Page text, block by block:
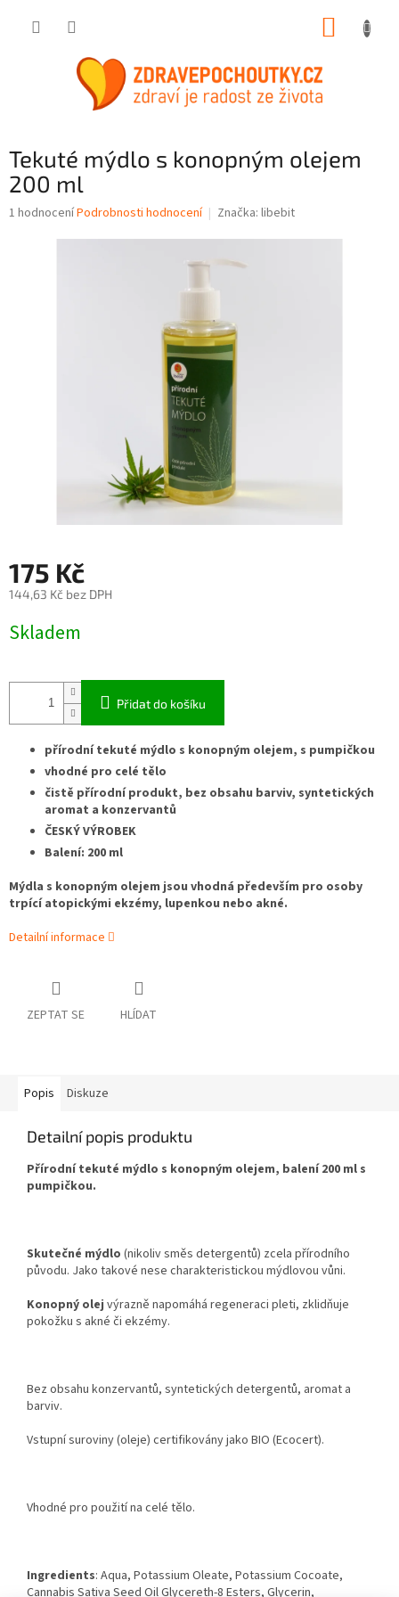
Tekuté mýdlo s konopným olejem
200 ml
Průměrné
1 hodnoceníPodrobnosti hodnocení Značka: libebit
175 Kč
144,63 Kč bez DPH
cena:
Skladem
Přidat do košíku
přírodní tekuté mýdlo s konopným olejem, s pumpičkou
vhodné pro celé tělo
čistě přírodní produkt, bez obsahu barviv, syntetických
aromat a konzervantů
ČESKÝ VÝROBEK
Balení: 200 ml
Mýdla s konopným olejem jsou vhodná především pro osoby
trpící atopickými ekzémy, lupenkou nebo akné.
Detailní informace
ZEPTAT SE HLÍDAT
Popis Diskuze
Detailní popis produktu
Přírodní tekuté mýdlo s konopným olejem, balení 200 ml s
pumpičkou.
Skutečné mýdlo (nikoliv směs detergentů) zcela přírodního
původu. Jako takové nese charakteristickou mýdlovou vůni.
Konopný olej výrazně napomáhá regeneraci pleti, zklidňuje
pokožku s akné či ekzémy.
Bez obsahu konzervantů, syntetických detergentů, aromat a
barviv.
Vstupní suroviny (oleje) certifikovány jako BIO (Ecocert).
Vhodné pro použití na celé tělo.
Ingredients: Aqua, Potassium Oleate, Potassium Cocoate,
Cannabis Sativa Seed Oil Glycereth-8 Esters, Glycerin,